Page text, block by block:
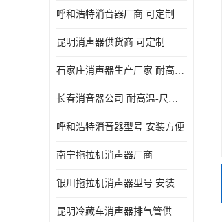
呼和浩特消音器厂商 可定制
昆明消声器供货商 可定制
石家庄消声器生产厂家 耐高温-尺寸可定制
长春消音器公司 耐高温-尺寸可定制
呼和浩特消音器型号 安装方便
南宁拖拉机消声器厂商
银川拖拉机消声器型号 安装方便
昆明冷藏车消声器排气管供货商 可定制